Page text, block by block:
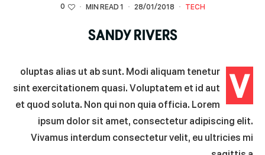
TECH
·
28/01/2018
·
1 MIN READ
·
0
SANDY RIVERS
V
oluptas alias ut ab sunt. Modi aliquam tenetur
sint exercitationem quasi. Voluptatem et id aut
et quod soluta. Non qui non quia officia. Lorem
ipsum dolor sit amet, consectetur adipiscing elit.
Vivamus interdum consectetur velit, eu ultricies mi